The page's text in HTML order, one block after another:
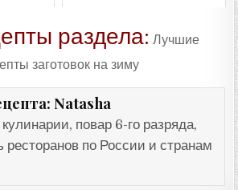
раздела: Лучшие
заготовок на зиму
Natasha
повар 6-го разряда,
ресторанов по России и странам